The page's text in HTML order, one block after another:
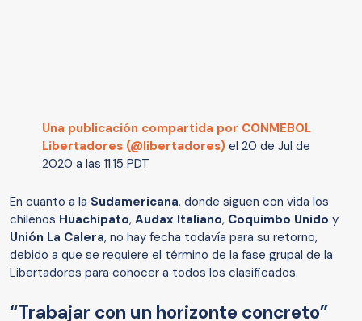
Una publicación compartida por CONMEBOL
Libertadores (@libertadores) el 20 de Jul de
2020 a las 11:15 PDT
En cuanto a la Sudamericana, donde siguen con vida los
chilenos Huachipato, Audax Italiano, Coquimbo Unido y
Unión La Calera, no hay fecha todavía para su retorno,
debido a que se requiere el término de la fase grupal de la
Libertadores para conocer a todos los clasificados.
“Trabajar con un horizonte concreto”